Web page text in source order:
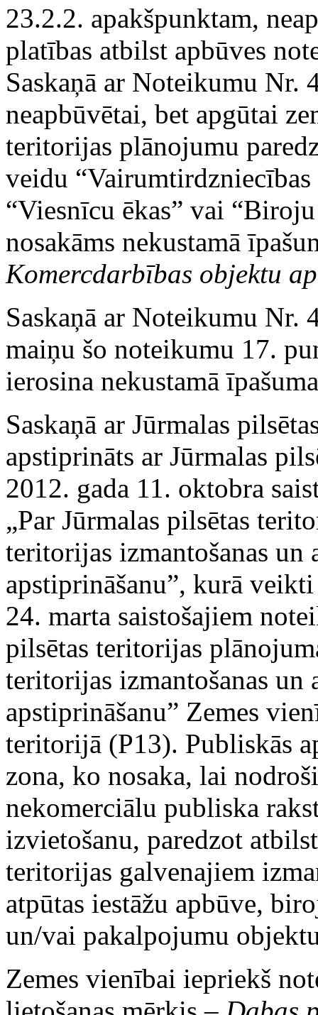
23.2.2. apakšpunktam,
platības atbilst apbūves
Saskaņā ar Noteikumu
neapbūvētai, bet apgūtai
teritorijas plānojumu
veidu
“Viesnīcu ēkas” vai
nosakāms nekustamā
Komercdarbības objektu
Saskaņā ar Noteikumu Nr.
maiņu šo noteikumu 17.
ierosina nekustamā
Saskaņā ar Jūrmalas
apstiprināts ar Jūrmalas
2012. gada 11. oktobra
„Par Jūrmalas pilsētas
teritorijas izmantošanas un
apstiprināšanu”, kurā
24. marta saistošajiem
pilsētas teritorijas
teritorijas izmantošanas un
apstiprināšanu” Zemes
teritorijā (P13). Publiskās
zona, ko nosaka, lai
nekomerciālu publiska
izvietošanu, paredzot
teritorijas galvenajiem
atpūtas iestāžu apbūve,
un/vai pakalpojumu
Zemes vienībai iepriekš